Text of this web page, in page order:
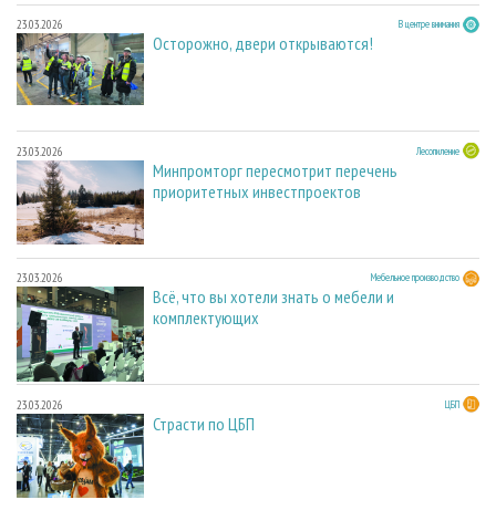
23.03.2026 В центре внимания
Осторожно, двери открываются!
23.03.2026 Лесопиление
Минпромторг пересмотрит перечень
приоритетных инвестпроектов
23.03.2026 Мебельное производство
Всё, что вы хотели знать о мебели и
комплектующих
23.03.2026 ЦБП
Страсти по ЦБП